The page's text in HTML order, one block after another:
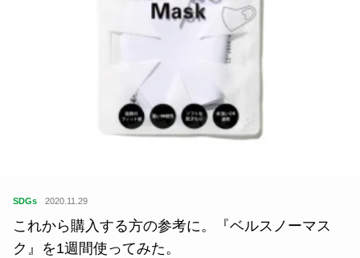
SDGs 2020.11.29
これから購入する方の参考に。『ベルスノーマス
ク』を1週間使ってみた。